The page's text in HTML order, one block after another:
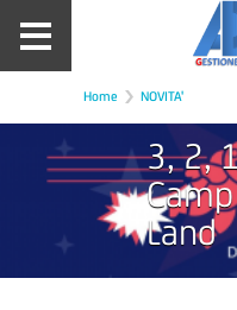
Home NOVITA'
3, 2, 1… Si parte! Summer
Land